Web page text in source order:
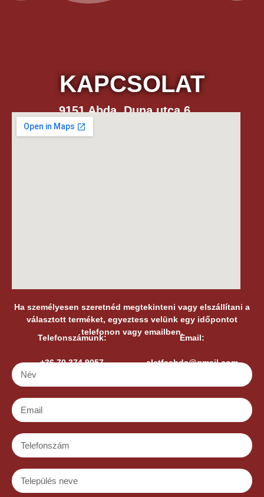
KAPCSOLAT
9151 Abda, Duna utca 6.
Ha személyesen szeretnéd megtekinteni vagy elszállítani a
választott terméket, egyeztess velünk egy időpontot
telefonon vagy emailben.
Email:
eletfaabda@gmail.com
Telefonszámunk:
+36 70 374 9057